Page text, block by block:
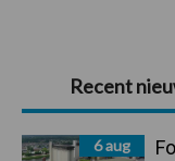
Primaire
Sidebar
Recent
6 aug